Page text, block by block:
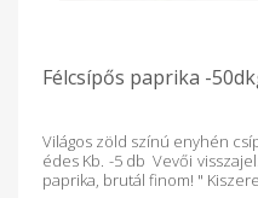
Félcsípős paprika -
Világos zöld színú enyhén
édes Kb. -5 db Vevői
paprika, brutál finom! "